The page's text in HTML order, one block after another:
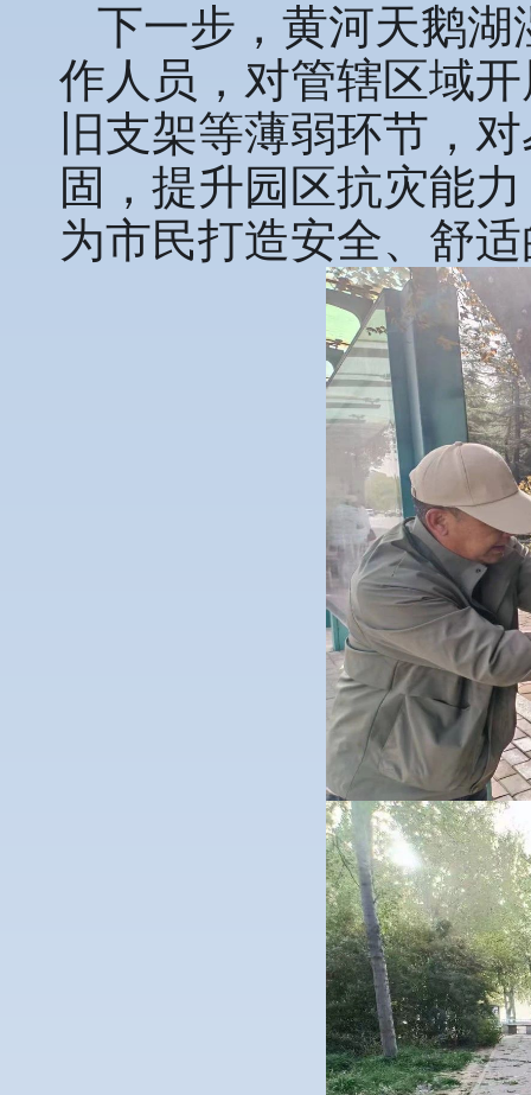
下一步，黄河天鹅
作人员，对管辖区域
旧支架等薄弱环节，
固，提升园区抗灾能
为市民打造安全、舒